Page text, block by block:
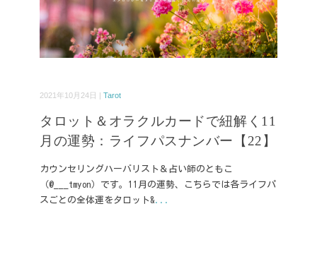
2021年10月24日 | Tarot
タロット＆オラクルカードで紐解く11
月の運勢：ライフパスナンバー【22】
カウンセリングハーバリスト＆占い師のともこ
（@___tmyon）です。11月の運勢、こちらでは各ライフパ
スごとの全体運をタロット&...